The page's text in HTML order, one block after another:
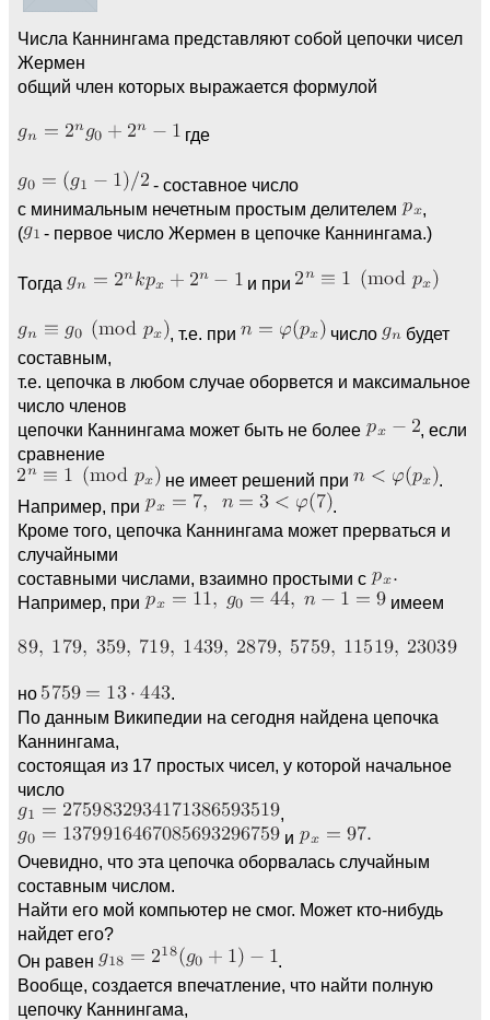
Числа Каннингама представляют собой цепочки чисел
Жермен
общий член которых выражается формулой
где
- составное число
с минимальным нечетным простым делителем
,
(
- первое число Жермен в цепочке Каннингама.)
Тогда и при
, т.е. при число
будет
составным,
т.е. цепочка в любом случае оборвется и максимальное
число членов
цепочки Каннингама может быть не более
, если
сравнение
не имеет решений при
.
Например, при
.
Кроме того, цепочка Каннингама может прерваться и
случайными
составными числами, взаимно простыми с
Например, при
имеем
но
.
По данным Википедии на сегодня найдена цепочка
Каннингама,
состоящая из 17 простых чисел, у которой начальное
число
,
и
Очевидно, что эта цепочка оборвалась случайным
составным числом.
Найти его мой компьютер не смог. Может кто-нибудь
найдет его?
Он равен
.
Вообще, создается впечатление, что найти полную
цепочку Каннингама,